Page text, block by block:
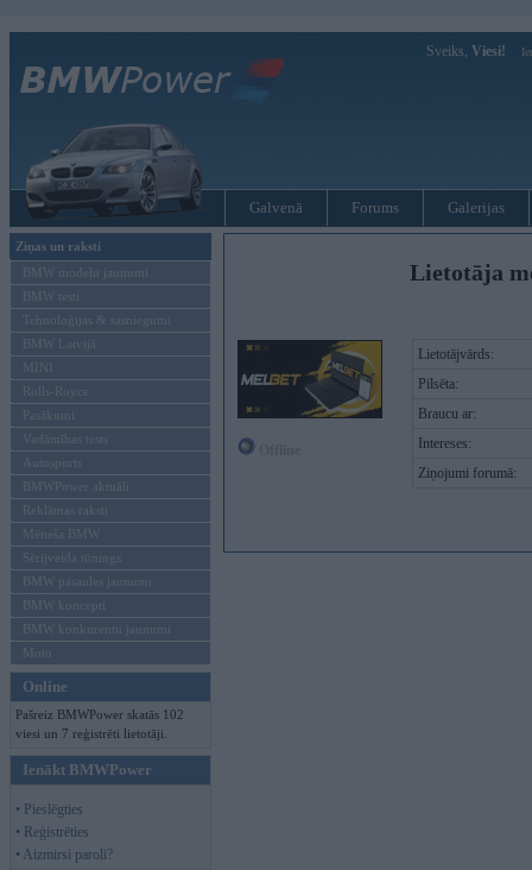
Sveiks, Viesi!
Galvenā Forums Galerijas
Ziņas un raksti
BMW modeļu jaunumi
BMW testi
Tehnoloģijas & sasniegumi
BMW Latvijā
MINI
Rolls-Royce
Pasākumi
Vadāmības tests
Autosports
BMWPower aktuāli
Reklāmas raksti
Mēneša BMW
Sērijveida tūnings
BMW pasaules jaunumi
BMW koncepti
BMW konkurentu jaunumi
Moto
Online
Pašreiz BMWPower skatās 102
viesi un 7 reģistrēti lietotāji.
Ienākt BMWPower
• Pieslēgties
• Reģistrēties
• Aizmirsi paroli?
Lietotāja
Lietotājvārds:
Pilsēta:
Braucu ar:
Intereses:
Ziņojumi forumā: